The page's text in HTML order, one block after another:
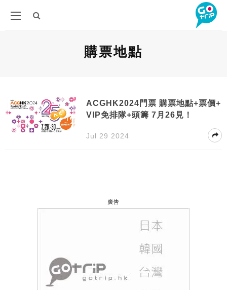
購票地點
ACGHK2024門票 購票地點+票價+
VIP免排隊+頭籌 7月26見！
Jul 29 2024
廣告